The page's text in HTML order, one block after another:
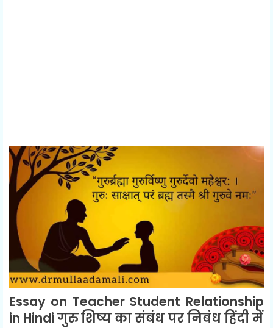
Essay on Teacher Student Relationship
in Hindi गुरु शिष्य का संबंध पर निबंध हिंदी में